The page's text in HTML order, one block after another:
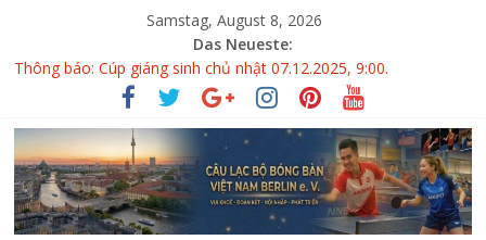
Samstag, August 8, 2026
Das Neueste:
Thông báo: Cúp giáng sinh chủ nhật 07.12.2025, 9:00.
Giải bóng bàn GERMAN OPEN 10.10-11.10.2026
Đại hội thành viên CLBBB Việt Nam Berlin 14.06.2026
KẾT QUẢ VÀ XẾP HẠNG GIẢI BÓNG BÀN THÂN THIỆN
BUDAPEST 2026
XẾP BẢNG GIẢI BÓNG BÀN THÂN THIỆN BUDAPEST 02.05-
03.05.2026